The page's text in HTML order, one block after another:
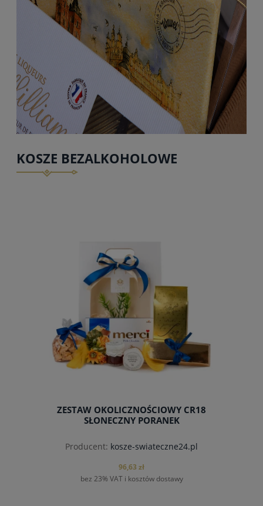
KOSZE BEZALKOHOLOWE
ZESTAW OKOLICZNOŚCIOWY CR18
SŁONECZNY PORANEK
Producent: kosze-swiateczne24.pl
96,63 zł
bez 23% VAT i kosztów dostawy